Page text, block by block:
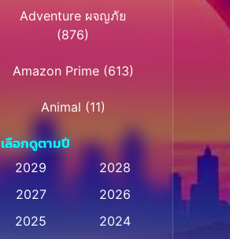
Adventure ผจญภัย
(876)
Amazon Prime(613)
Animal (11)
Animation การ์ตูน (28)
Animation การ์ตูน
เลือกดูตามปี
2029
2028
2027
2026
2025
2024